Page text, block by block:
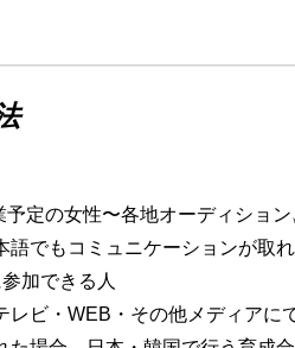
の女性〜各地オーディション
でもコミュニケーションが取れ
加できる人
ビ・WEB・その他メディアに